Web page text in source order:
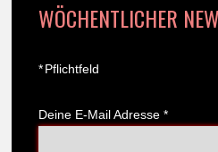
WÖCHENTLICHER
*Pflichtfeld
Deine E-Mail Adresse *